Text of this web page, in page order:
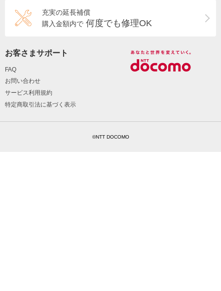
充実の延長補償
購入金額内で 何度でも修理OK
お客さまサポート
FAQ
お問い合わせ
サービス利用規約
特定商取引法に基づく表示
©NTT DOCOMO